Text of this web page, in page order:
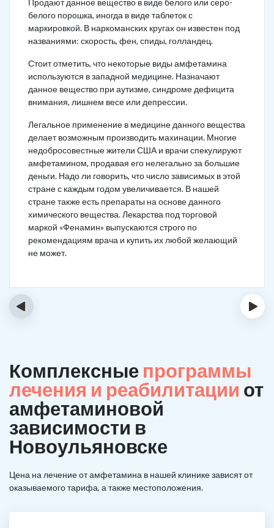
Продают данное вещество в виде белого или серо-
белого порошка, иногда в виде таблеток с
маркировкой. В наркоманских кругах он известен под
названиями: скорость, фен, спиды, голландец.
Стоит отметить, что некоторые виды амфетамина
используются в западной медицине. Назначают
данное вещество при аутизме, синдроме дефицита
внимания, лишнем весе или депрессии.
Легальное применение в медицине данного вещества
делает возможным производить махинации. Многие
недобросовестные жители США и врачи спекулируют
амфетамином, продавая его нелегально за большие
деньги. Надо ли говорить, что число зависимых в этой
стране с каждым годом увеличивается. В нашей
стране также есть препараты на основе данного
химического вещества. Лекарства под торговой
маркой «Фенамин» выпускаются строго по
рекомендациям врача и купить их любой желающий
не может.
‹ ›
Комплексные программы
лечения и реабилитации от
амфетаминовой
зависимости в
Новоульяновске
Цена на лечение от амфетамина в нашей клинике зависят от
оказываемого тарифа, а также местоположения.